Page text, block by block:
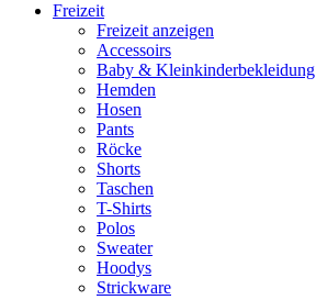
Freizeit
Freizeit anzeigen
Accessoirs
Baby & Kleinkinderbekleidung
Hemden
Hosen
Pants
Röcke
Shorts
Taschen
T-Shirts
Polos
Sweater
Hoodys
Strickware